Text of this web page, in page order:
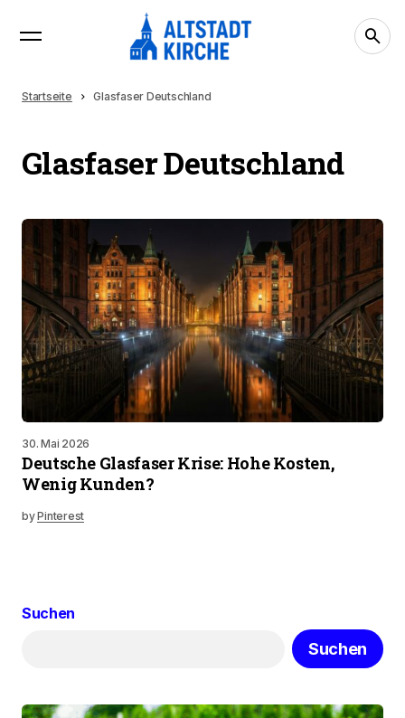
Startseite Glasfaser Deutschland
Glasfaser Deutschland
30. Mai 2026
Deutsche Glasfaser Krise: Hohe Kosten,
Wenig Kunden?
byPinterest
Suchen
Suchen